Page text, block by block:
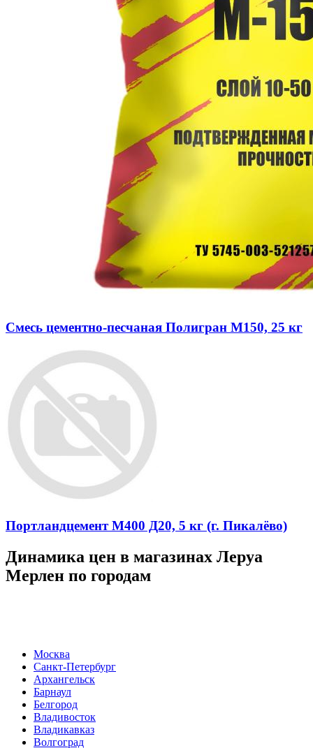
Смесь цементно-песчаная Полигран М150, 25 кг
Портландцемент М400 Д20, 5 кг (г. Пикалёво)
Динамика цен в магазинах Леруа
Мерлен по городам
Москва
Санкт-Петербург
Архангельск
Барнаул
Белгород
Владивосток
Владикавказ
Волгоград